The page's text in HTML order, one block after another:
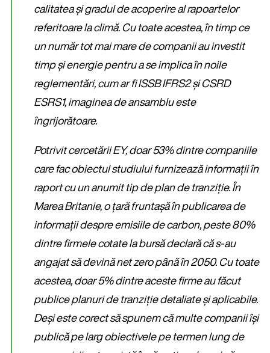
calitatea și gradul de acoperire al rapoartelor
referitoare la climă. Cu toate acestea, în timp ce
un număr tot mai mare de companii au investit
timp și energie pentru a se implica în noile
reglementări, cum ar fi ISSB IFRS2 și CSRD
ESRS1, imaginea de ansamblu este
îngrijorătoare.
Potrivit cercetării EY, doar 53% dintre companiile
care fac obiectul studiului furnizează informații în
raport cu un anumit tip de plan de tranziție. În
Marea Britanie, o țară fruntașă în publicarea de
informații despre emisiile de carbon, peste 80%
dintre firmele cotate la bursă declară că s-au
angajat să devină net zero până în 2050. Cu toate
acestea, doar 5% dintre aceste firme au făcut
publice planuri de tranziție detaliate și aplicabile.
Deși este corect să spunem că multe companii își
publică pe larg obiectivele pe termen lung de